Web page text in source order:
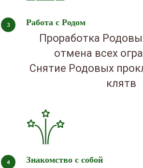
Работа с Родом
Проработка
отмена всех
Снятие Родовых
клятв
Знакомство с собой